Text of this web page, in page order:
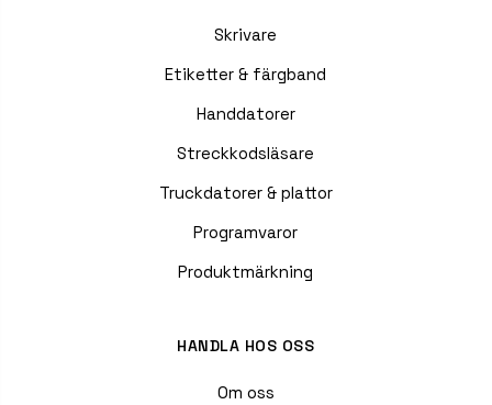
Skrivare
Etiketter & färgband
Handdatorer
Streckkodsläsare
Truckdatorer & plattor
Programvaror
Produktmärkning
HANDLA HOS OSS
Om oss